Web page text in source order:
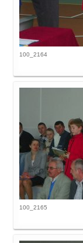
100_2164
100_2165